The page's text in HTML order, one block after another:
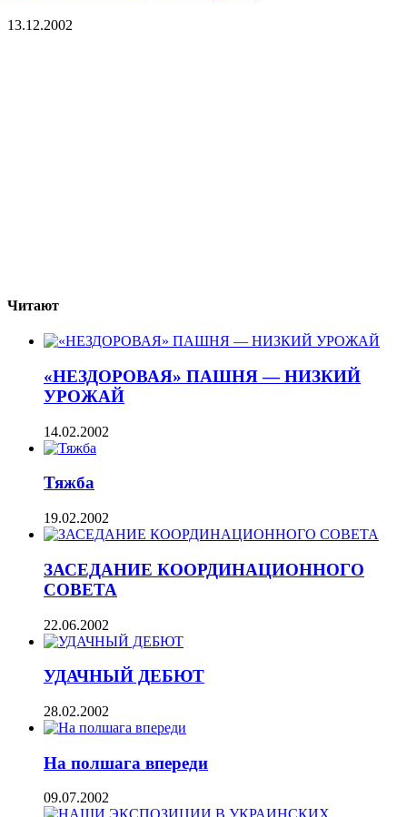
13.12.2002
Читают
«НЕЗДОРОВАЯ» ПАШНЯ — НИЗКИЙ
УРОЖАЙ
14.02.2002
Тяжба
19.02.2002
ЗАСЕДАНИЕ КООРДИНАЦИОННОГО
СОВЕТА
22.06.2002
УДАЧНЫЙ ДЕБЮТ
28.02.2002
На полшага впереди
09.07.2002